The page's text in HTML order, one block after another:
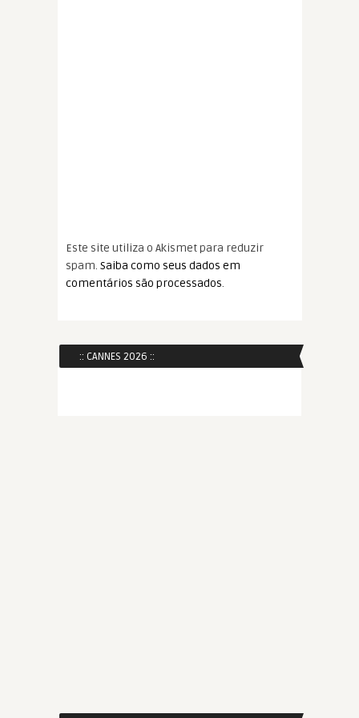
Este site utiliza o Akismet para reduzir
spam. Saiba como seus dados em
comentários são processados.
:: CANNES 2026 ::